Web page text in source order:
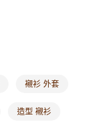
查看運費
襯衫 外套
造型 襯衫